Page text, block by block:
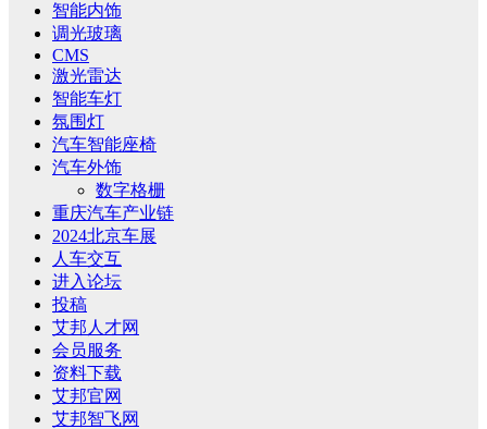
智能内饰
调光玻璃
CMS
激光雷达
智能车灯
氛围灯
汽车智能座椅
汽车外饰
数字格栅
重庆汽车产业链
2024北京车展
人车交互
进入论坛
投稿
艾邦人才网
会员服务
资料下载
艾邦官网
艾邦智飞网